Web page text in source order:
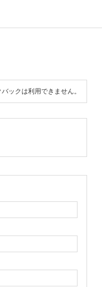
バックは利用できません。